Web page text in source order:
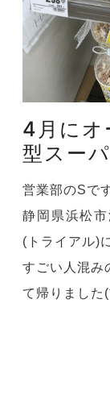
4月にオ
型スー
営業部のSで
静岡県浜松
(トライアル)
すごい人混
て帰りました